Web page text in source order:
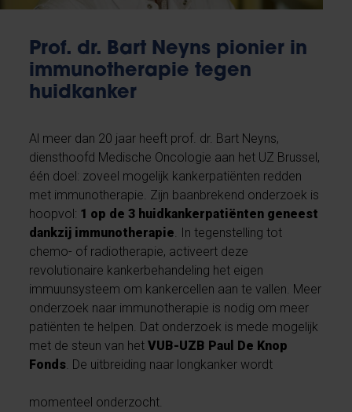
Prof. dr. Bart Neyns pionier in
immunotherapie tegen
huidkanker
Al meer dan 20 jaar heeft prof. dr. Bart Neyns,
diensthoofd Medische Oncologie aan het UZ Brussel,
één doel: zoveel mogelijk kankerpatiënten redden
met immunotherapie. Zijn baanbrekend onderzoek is
hoopvol: 1 op de 3 huidkankerpatiënten geneest
dankzij immunotherapie. In tegenstelling tot
chemo- of radiotherapie, activeert deze
revolutionaire kankerbehandeling het eigen
immuunsysteem om kankercellen aan te vallen. Meer
onderzoek naar immunotherapie is nodig om meer
patiënten te helpen. Dat onderzoek is mede mogelijk
met de steun van hetVUB-UZB Paul De Knop
Fonds. De uitbreiding naar longkanker wordt
momenteel onderzocht.